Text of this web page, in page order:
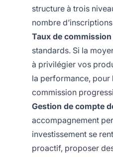
structure à trois
nombre
Taux de
standards. Si la
à privilégier vos
la performance, pour
commission
Gestion de compte
accompagnement
investissement se
proactif, proposer